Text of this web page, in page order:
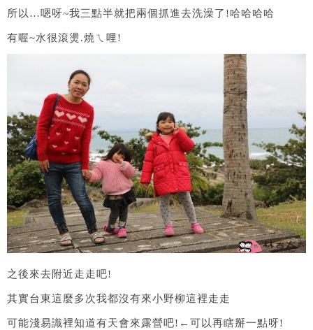
所以…嗯呀~我三點半就把兩個抓進去洗澡了!哈哈哈哈
有喔~水很滾燙.燒ㄟ哩!
之後來去附近走走吧!
其實台東這麼多次我都沒有來小野柳這裡走走
可能淺易識裡知道有天會來露營吧!←可以再瞎掰一點呀!